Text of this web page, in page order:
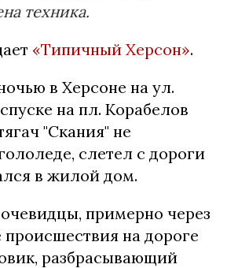
техника.
«Типичный Херсон».
в Херсоне на ул.
на пл. Корабелов
"Скания" не
слетел с дороги
в жилой дом.
примерно через
на дороге
разбрасывающий